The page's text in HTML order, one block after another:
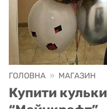
ГОЛОВНА » МАГАЗИН
Купити